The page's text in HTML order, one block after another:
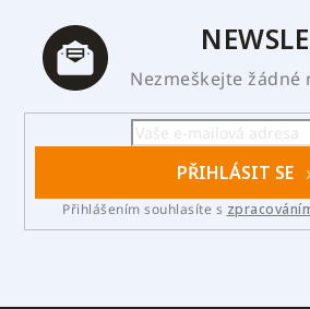
Nezmeškejte žádné
PŘIHLÁSIT SE
Přihlášením souhlasíte s